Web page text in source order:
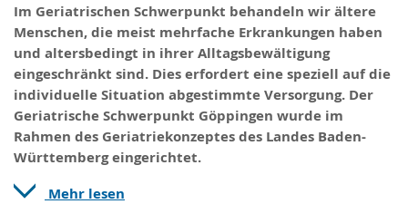
Im Geriatrischen Schwerpunkt behandeln wir ältere
Menschen, die meist mehrfache Erkrankungen haben
und altersbedingt in ihrer Alltagsbewältigung
eingeschränkt sind. Dies erfordert eine speziell auf die
individuelle Situation abgestimmte Versorgung. Der
Geriatrische Schwerpunkt Göppingen wurde im
Rahmen des Geriatriekonzeptes des Landes Baden-
Württemberg eingerichtet.
Mehr lesen